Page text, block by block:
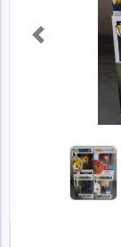
Previous